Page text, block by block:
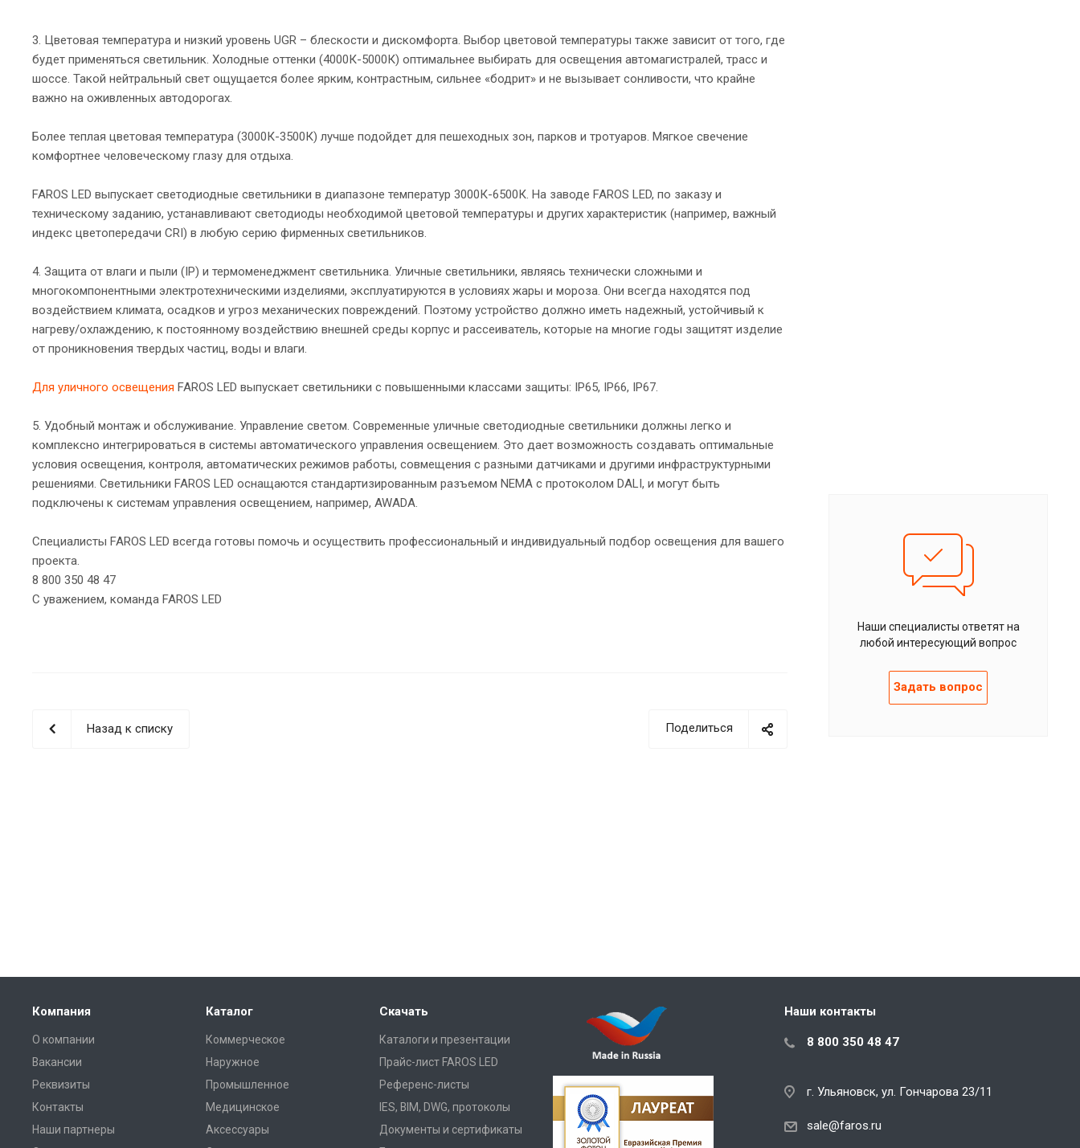
3. Цветовая температура и низкий уровень UGR – блескости и дискомфорта. Выбор цветовой температуры также зависит от того, где
будет применяться светильник. Холодные оттенки (4000К-5000К) оптимальнее выбирать для освещения автомагистралей, трасс и
шоссе. Такой нейтральный свет ощущается более ярким, контрастным, сильнее «бодрит» и не вызывает сонливости, что крайне
важно на оживленных автодорогах.
Более теплая цветовая температура (3000К-3500К) лучше подойдет для пешеходных зон, парков и тротуаров. Мягкое свечение
комфортнее человеческому глазу для отдыха.
FAROS LED выпускает светодиодные светильники в диапазоне температур 3000К-6500К. На заводе FAROS LED, по заказу и
техническому заданию, устанавливают светодиоды необходимой цветовой температуры и других характеристик (например, важный
индекс цветопередачи CRI) в любую серию фирменных светильников.
4. Защита от влаги и пыли (IP) и термоменеджмент светильника. Уличные светильники, являясь технически сложными и
многокомпонентными электротехническими изделиями, эксплуатируются в условиях жары и мороза. Они всегда находятся под
воздействием климата, осадков и угроз механических повреждений. Поэтому устройство должно иметь надежный, устойчивый к
нагреву/охлаждению, к постоянному воздействию внешней среды корпус и рассеиватель, которые на многие годы защитят изделие
от проникновения твердых частиц, воды и влаги.
Для уличного освещения FAROS LED выпускает светильники с повышенными классами защиты: IP65, IP66, IP67.
5. Удобный монтаж и обслуживание. Управление светом. Современные уличные светодиодные светильники должны легко и
комплексно интегрироваться в системы автоматического управления освещением. Это дает возможность создавать оптимальные
условия освещения, контроля, автоматических режимов работы, совмещения с разными датчиками и другими инфраструктурными
решениями. Светильники FAROS LED оснащаются стандартизированным разъемом NEMA с протоколом DALI, и могут быть
подключены к системам управления освещением, например, AWADA.
Специалисты FAROS LED всегда готовы помочь и осуществить профессиональный и индивидуальный подбор освещения для вашего
проекта.
8 800 350 48 47
С уважением, команда FAROS LED
Наши специалисты ответят на
любой интересующий вопрос
Задать вопрос
Поделиться
Назад к списку
Компания
О компании
Вакансии
Реквизиты
Контакты
Наши партнеры
Каталог
Коммерческое
Наружное
Промышленное
Медицинское
Аксессуары
Скачать
Каталоги и презентации
Прайс-лист FAROS LED
Референс-листы
IES, BIM, DWG, протоколы
Документы и сертификаты
Наши контакты
8 800 350 48 47
г. Ульяновск, ул. Гончарова 23/11
sale@faros.ru